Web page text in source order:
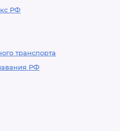
РФ
транспорта
РФ